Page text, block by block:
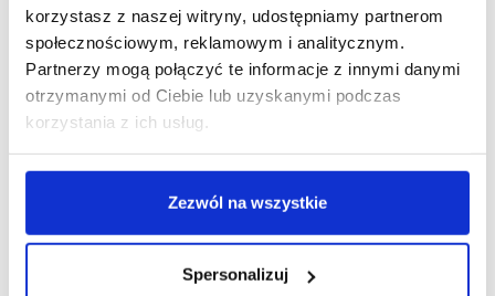
korzystasz z naszej witryny, udostępniamy partnerom
społecznościowym, reklamowym i analitycznym.
Partnerzy mogą połączyć te informacje z innymi danymi
otrzymanymi od Ciebie lub uzyskanymi podczas
korzystania z ich usług.
Zezwól na wszystkie
Spersonalizuj